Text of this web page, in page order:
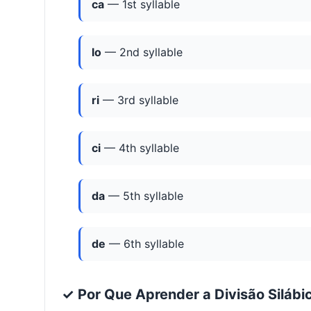
ca — 1st syllable
lo — 2nd syllable
ri — 3rd syllable
ci — 4th syllable
da — 5th syllable
de — 6th syllable
✓ Por Que Aprender a Divisão